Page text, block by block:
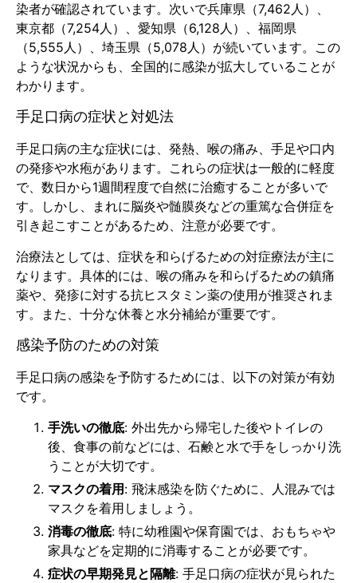
染者が確認されています。次いで兵庫県（7,462人）、
東京都（7,254人）、愛知県（6,128人）、福岡県
（5,555人）、埼玉県（5,078人）が続いています。この
ような状況からも、全国的に感染が拡大していることが
わかります。
手足口病の症状と対処法
手足口病の主な症状には、発熱、喉の痛み、手足や口内
の発疹や水疱があります。これらの症状は一般的に軽度
で、数日から1週間程度で自然に治癒することが多いで
す。しかし、まれに脳炎や髄膜炎などの重篤な合併症を
引き起こすことがあるため、注意が必要です。
治療法としては、症状を和らげるための対症療法が主に
なります。具体的には、喉の痛みを和らげるための鎮痛
薬や、発疹に対する抗ヒスタミン薬の使用が推奨されま
す。また、十分な休養と水分補給が重要です。
感染予防のための対策
手足口病の感染を予防するためには、以下の対策が有効
です。
手洗いの徹底: 外出先から帰宅した後やトイレの
後、食事の前などには、石鹸と水で手をしっかり洗
うことが大切です。
マスクの着用: 飛沫感染を防ぐために、人混みでは
マスクを着用しましょう。
消毒の徹底: 特に幼稚園や保育園では、おもちゃや
家具などを定期的に消毒することが必要です。
症状の早期発見と隔離: 手足口病の症状が見られた